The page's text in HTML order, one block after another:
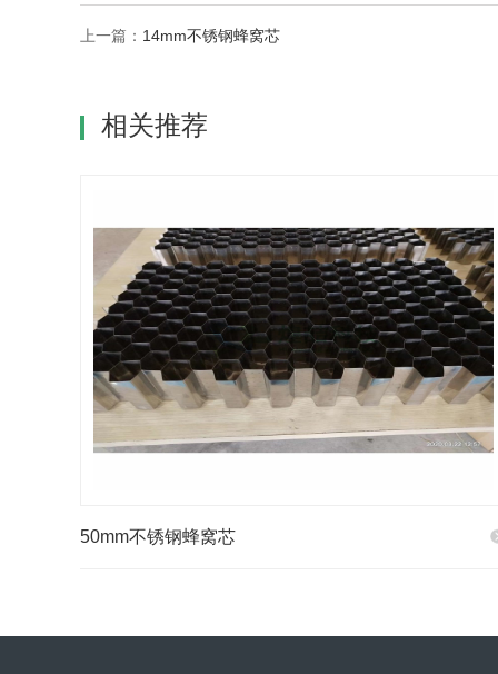
上一篇： 14mm不锈钢蜂窝芯
相关推荐
50mm不锈钢蜂窝芯